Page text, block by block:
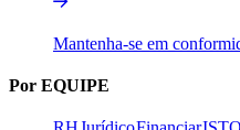
Mantenha-se em
Por EQUIPE​​